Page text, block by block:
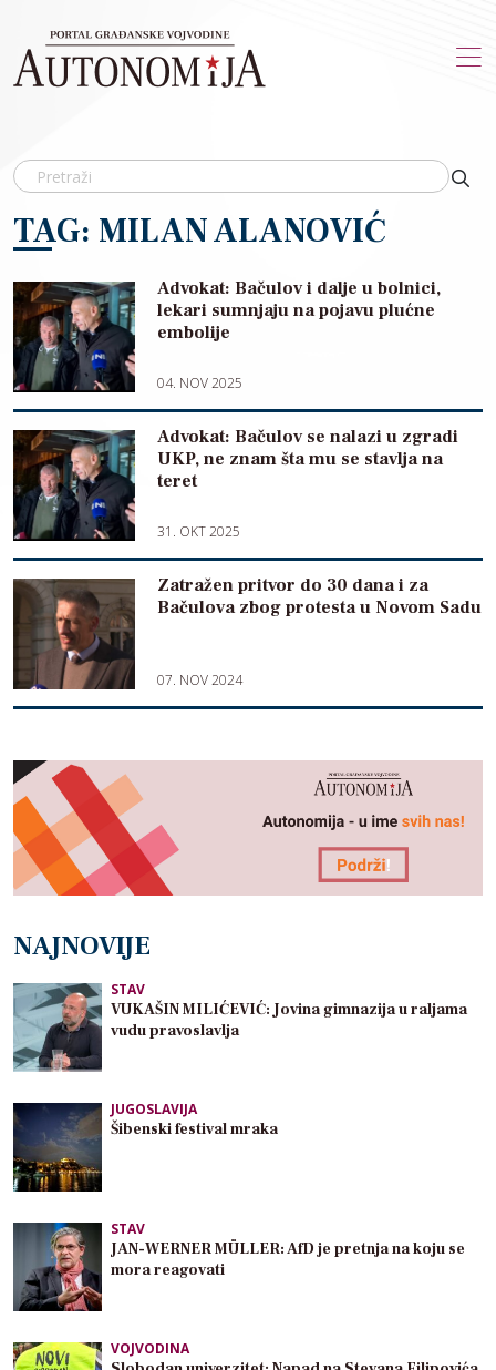
TAG: MILAN ALANOVIĆ
Advokat: Bačulov i dalje u bolnici,
lekari sumnjaju na pojavu plućne
embolije
04. NOV 2025
Advokat: Bačulov se nalazi u zgradi
UKP, ne znam šta mu se stavlja na
teret
31. OKT 2025
Zatražen pritvor do 30 dana i za
Bačulova zbog protesta u Novom Sadu
07. NOV 2024
NAJNOVIJE
STAV
VUKAŠIN MILIĆEVIĆ: Jovina gimnazija u raljama
vudu pravoslavlja
JUGOSLAVIJA
Šibenski festival mraka
STAV
JAN-WERNER MÜLLER: AfD je pretnja na koju se
mora reagovati
VOJVODINA